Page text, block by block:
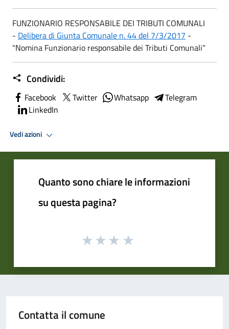
FUNZIONARIO RESPONSABILE DEI TRIBUTI COMUNALI
- Delibera di Giunta Comunale n. 44 del 7/3/2017 -
"Nomina Funzionario responsabile dei Tributi Comunali"
Condividi:
Facebook Twitter Whatsapp
Telegram
LinkedIn
Vedi azioni
Quanto sono chiare le informazioni
su questa pagina?
Contatta il comune